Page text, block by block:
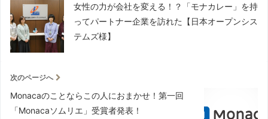
女性の力が会社を変える！？「モナカレー」を持
ってパートナー企業を訪れた【日本オープンシス
テムズ様】
次のページへ
Monacaのことならこの人におまかせ！第一回
「Monacaソムリエ」受賞者発表！